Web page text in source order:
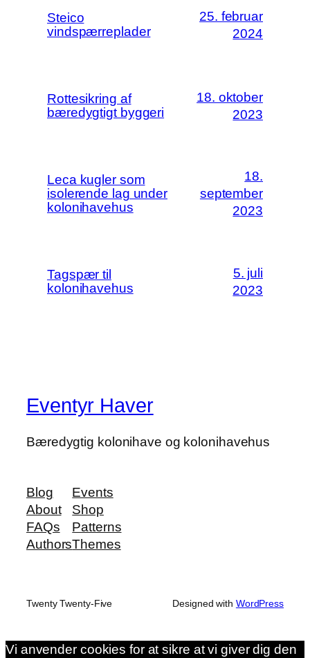
Steico
vindspærreplader
25. februar
2024
Rottesikring af
bæredygtigt byggeri
18. oktober
2023
Leca kugler som
isolerende lag under
kolonihavehus
18.
september
2023
Tagspær til
kolonihavehus
5. juli
2023
Eventyr Haver
Bæredygtig kolonihave og kolonihavehus
Blog
About
FAQs
Authors
Events
Shop
Patterns
Themes
Twenty Twenty-Five Designed with WordPress
Vi anvender cookies for at sikre at vi giver dig den